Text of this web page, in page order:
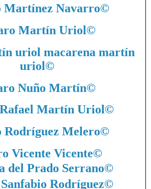
Martínez Navarro©
Martín Uriol©
uriol macarena martín
uriol©
Nuño Martín©
Martín Uriol©
Rodríguez Melero©
Vicente Vicente©
del Prado Serrano©
Rodríguez©